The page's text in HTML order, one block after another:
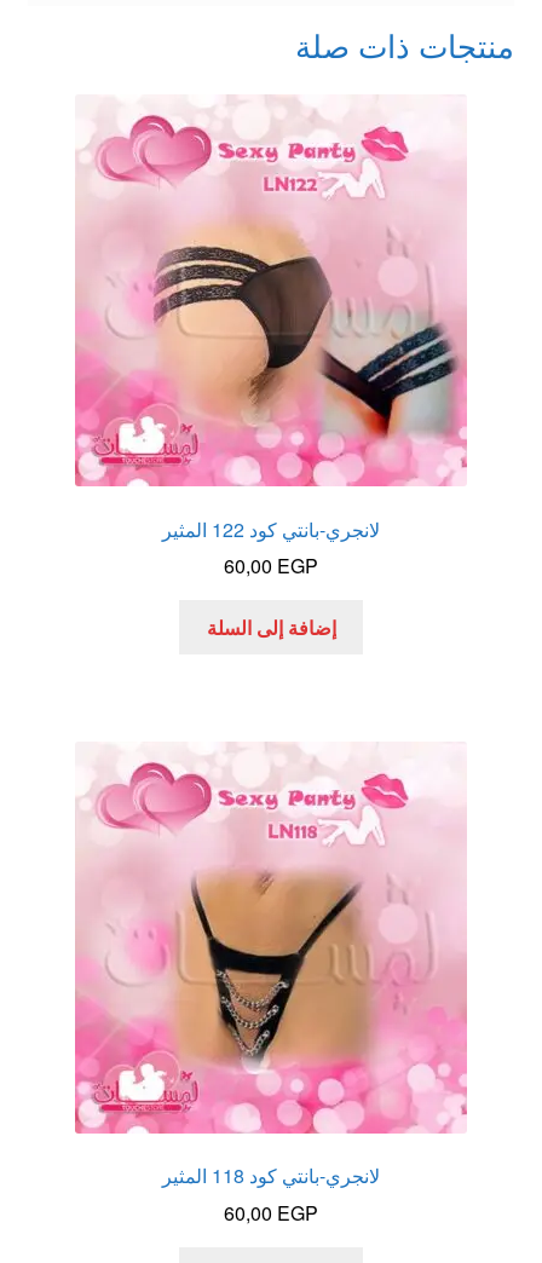
منتجات ذات صلة
لانجري-بانتي كود 122 المثير
60,00 EGP
إضافة إلى السلة
لانجري-بانتي كود 118 المثير
60,00 EGP